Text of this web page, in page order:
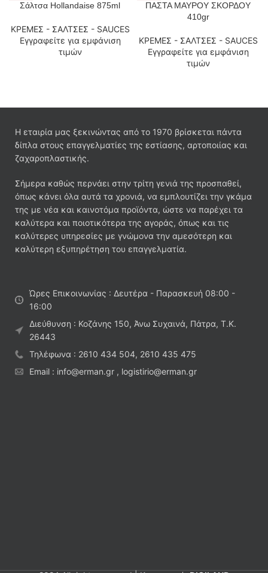
Σάλτσα Hollandaise 875ml
ΚΡΕΜΕΣ - ΣΑΛΤΣΕΣ - SAUCES
Εγγραφείτε για εμφάνιση
τιμών
ΠΑΣΤΑ ΜΑΥΡΟΥ ΣΚΟΡΔΟΥ
410gr
ΚΡΕΜΕΣ - ΣΑΛΤΣΕΣ - SAUCES
Εγγραφείτε για εμφάνιση
τιμών
Η εταιρία μας ξεκινώντας από το 1970 βρίσκεται πάντα
δίπλα στους επαγγελματίες της εστίασης, αρτοποιίας και
ζαχαροπλαστικής.
Σήμερα καθώς περνάει στην τρίτη γενιά της προσπαθεί,
όπως κάνει όλα αυτά τα χρονιά, να εμπλουτίζει την γκάμα
της με νέα και καινοτόμα προϊόντα, ώστε να παρέχει τα
καλύτερα και ποιοτικότερα της αγοράς, όπως και τις
καλύτερες υπηρεσίες με γνώμονα την αμεσότερη και
καλύτερη εξυπηρέτηση του επαγγελματία.
Ώρες Επικοινωνίας : Δευτέρα - Παρασκευή 08:00 -
16:00
Διεύθυνση : Κοζάνης 150, Άνω Συχαινά, Πάτρα, Τ.Κ.
26443
Τηλέφωνα : 2610 434 504, 2610 435 475
Email : info@erman.gr , logistirio@erman.gr